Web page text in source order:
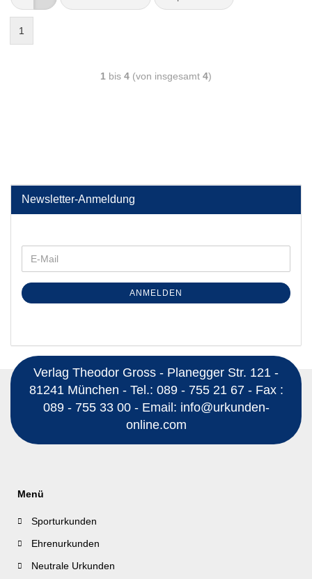
1
1 bis 4 (von insgesamt 4)
Newsletter-Anmeldung
ANMELDEN
Verlag Theodor Gross - Planegger Str. 121 -
81241 München - Tel.: 089 - 755 21 67 - Fax :
089 - 755 33 00 - Email: info@urkunden-
online.com
Menü
Sporturkunden
Ehrenurkunden
Neutrale Urkunden